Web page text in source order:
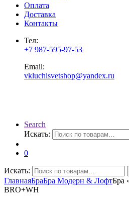
Оплата
Доставка
Контакты
Тел:
+7 987-595-97-53
Email:
vkluchisvetshop@yandex.ru
Search
Искать:
0
Искать:
ГлавнаяБраБра Модерн & ЛофтБра
BRO+WH